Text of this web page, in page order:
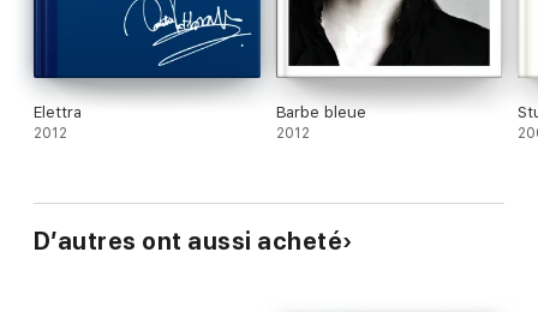
Elettra
2012
Barbe bleue
2012
D’autres ont aussi acheté